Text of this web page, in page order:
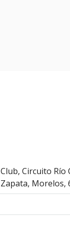
Circuito
Morelos,